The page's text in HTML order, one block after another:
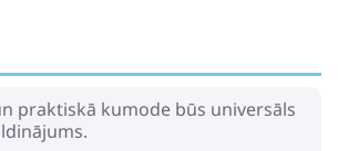
praktiskā kumode būs universāls